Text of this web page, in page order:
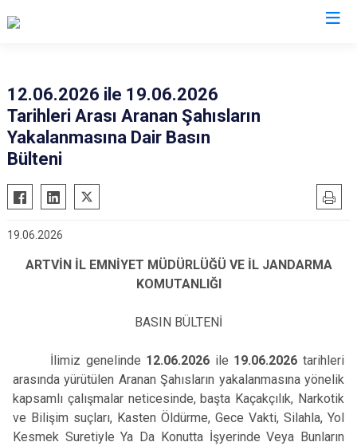
12.06.2026 ile 19.06.2026
Tarihleri Arası Aranan Şahısların
Yakalanmasına Dair Basın
Bülteni
19.06.2026
ARTVİN İL EMNİYET MÜDÜRLÜĞÜ VE İL JANDARMA
KOMUTANLIĞI
BASIN BÜLTENİ
İlimiz genelinde 12.06.2026 ile 19.06.2026 tarihleri
arasında yürütülen Aranan Şahısların yakalanmasına yönelik
kapsamlı çalışmalar neticesinde, başta Kaçakçılık, Narkotik
ve Bilişim suçları, Kasten Öldürme, Gece Vakti, Silahla, Yol
Kesmek Suretiyle Ya Da Konutta İşyerinde Veya Bunların